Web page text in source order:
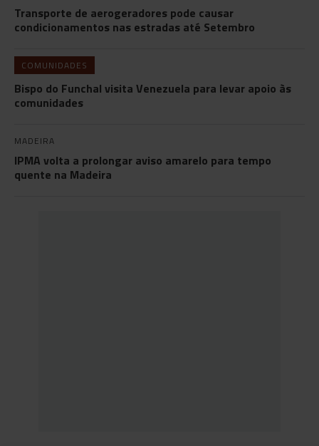
Transporte de aerogeradores pode causar
condicionamentos nas estradas até Setembro
COMUNIDADES
Bispo do Funchal visita Venezuela para levar apoio às
comunidades
MADEIRA
IPMA volta a prolongar aviso amarelo para tempo
quente na Madeira